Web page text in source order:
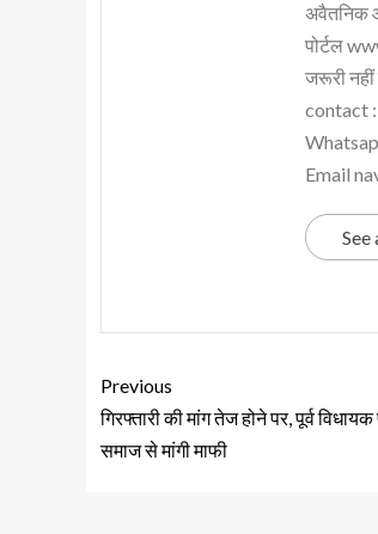
अवैतनिक
पोर्टल
जरूरी नहीं
contact :
Email
See
Previous
गिरफ्तारी की मांग तेज होने पर, पूर्व
समाज से मांगी माफी